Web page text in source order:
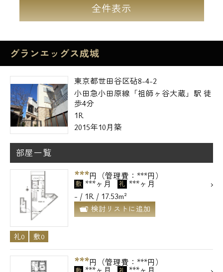
全件表示
グランエッグス成城
東京都世田谷区砧8-4-2
小田急小田原線「祖師ヶ谷大蔵」駅 徒
歩4分
1R
2015年10月築
部屋一覧
***円（管理費：***円）
敷 ***ヶ月 礼 ***ヶ月
- / 1R / 17.53m²
検討リストに追加
礼0 敷0
***円（管理費：***円）
***ヶ月
***ヶ月